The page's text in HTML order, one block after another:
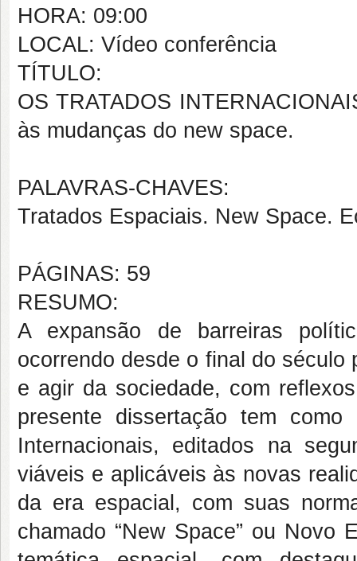
HORA: 09:00
LOCAL: Vídeo conferência
TÍTULO:
OS TRATADOS
às mudanças do new space.
PALAVRAS-CHAVES:
Tratados Espaciais. New Space.
PÁGINAS: 59
RESUMO:
A expansão de barreiras
ocorrendo desde o final do
e agir da sociedade, com
presente dissertação tem
Internacionais, editados na
viáveis e aplicáveis às novas
da era espacial, com suas
chamado “New Space” ou Novo